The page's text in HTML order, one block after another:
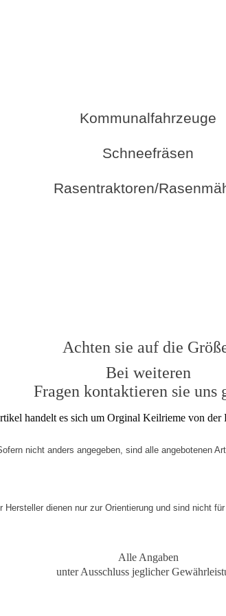
Kommunalfahrzeuge
Schneefräsen
Rasentraktoren/
Achten sie auf die
Bei weiteren
Fragen kontaktieren sie uns
handelt es sich um Orginal Keilrieme von der
nicht anders angegeben, sind alle angebotenen
Hersteller dienen nur zur Orientierung und sind nicht
Alle Angaben
unter Ausschluss jeglicher